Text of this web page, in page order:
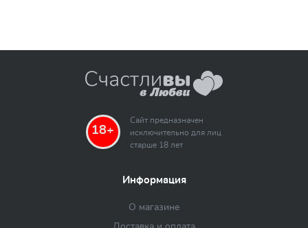
18+
Сайт предназначен
исключительно для лиц
старше 18 лет
Информация
О магазине